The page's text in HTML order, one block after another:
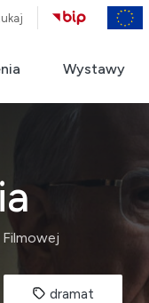
Wystawy
dramat